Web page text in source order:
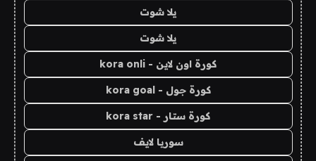
يلا شوت
يلا شوت
كورة اون لاين - kora onli
كورة جول - kora goal
كورة ستار - kora star
سوريا لايف